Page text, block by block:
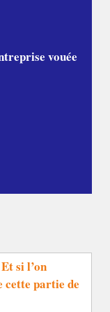
vouée
si l’on
partie de